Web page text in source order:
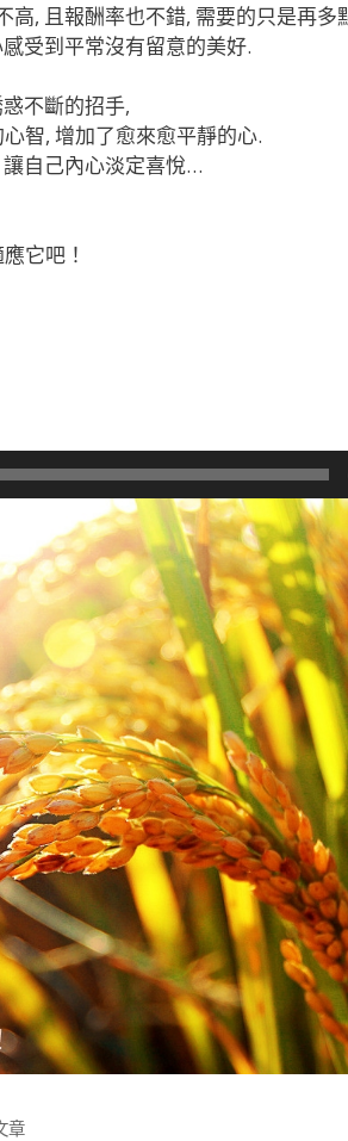
高, 且報酬率也不錯, 需要的只是再多
受到平常沒有留意的美好.
不斷的招手,
智, 增加了愈來愈平靜的心.
自己內心淡定喜悅…
它吧！
章